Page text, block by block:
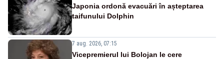
Japonia ordonă evacuări în așteptarea
taifunului Dolphin
7 aug. 2026, 07:15
Vicepremierul lui Bolojan le cere